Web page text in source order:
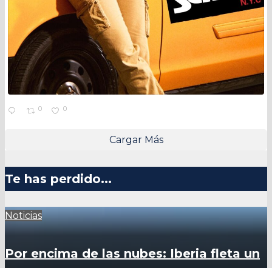
0 0
Cargar Más
Te has perdido...
Noticias
Por encima de las nubes: Iberia fleta un